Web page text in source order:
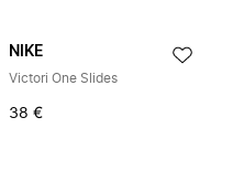
NIKE
Victori One Slides
38 €